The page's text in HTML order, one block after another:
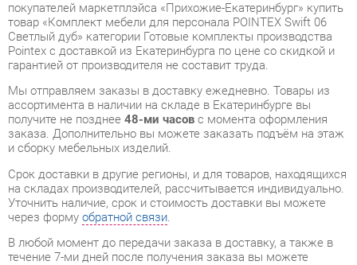
Мы отправляем заказы в доставку ежедневно. Товары из
ассортимента в наличии на складе в Екатеринбурге вы
получите не позднее48-ми часовс момента оформления
заказа. Дополнительно вы можете заказать подъём на этаж
и сборку мебельных изделий.
Срок доставки в другие регионы, и для товаров, находящихся
на складах производителей, рассчитывается индивидуально.
Уточнить наличие, срок и стоимость доставки вы можете
через формуобратной связи
В любой момент до передачи заказа в доставку, а также в
течение 7-ми дней после получения заказа вы можете
изменить выборили принять решение об отказе от покупки.
Несмотря на качественную упаковку, готовые комплекты
могут быть повреждены при транспортировке. Если Вы
заметили дефект при приёме - мы заменим поврежденную
деталь.Повторная доставкатовара -бесплатна.